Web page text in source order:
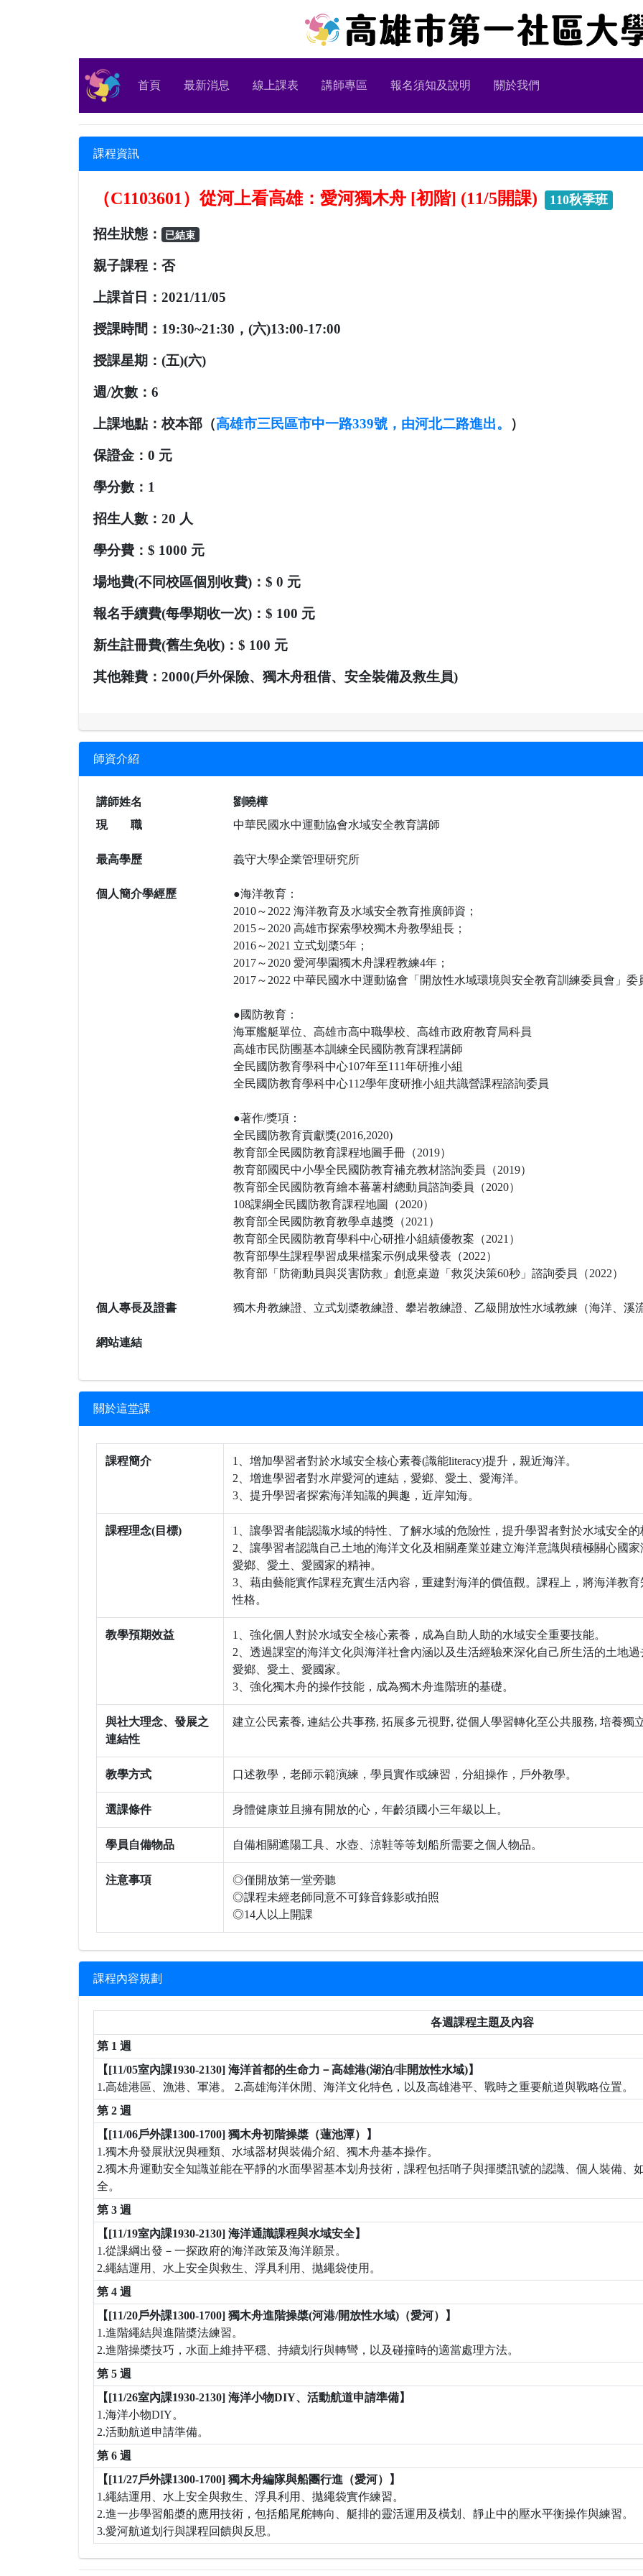
首頁(current)最新消息 線上課表 講師專區 報名須知及說明 關於我們
課程資訊
（C1103601）從河上看高雄：愛河獨木舟 [初階] (11/5開課) 110秋季班
招生狀態： 已結束
親子課程： 否
上課首日： 2021/11/05
授課時間： 19:30~21:30，(六)13:00-17:00
授課星期： (五)(六)
週/次數： 6
上課地點：校本部（高雄市三民區市中一路339號，由河北二路進出。 ）
保證金： 0 元
學分數： 1
招生人數： 20 人
學分費： $ 1000 元
場地費(不同校區個別收費)： $ 0 元
報名手續費(每學期收一次)：$ 100 元
新生註冊費(舊生免收)：$ 100 元
其他雜費： 2000(戶外保險、獨木舟租借、安全裝備及救生員)
師資介紹
講師姓名
劉曉樺
現 職
中華民國水中運動協會水域安全教育講師
最高學歷 義守大學企業管理研究所
個人簡介學經歷
●海洋教育：
2010～2022 海洋教育及水域安全教育推廣師資；
2015～2020 高雄市探索學校獨木舟教學組長；
2016～2021 立式划槳5年；
2017～2020 愛河學園獨木舟課程教練4年；
2017～2022 中華民國水中運動協會「開放性水域環境與安全教育訓練委員會」委
●國防教育：
海軍艦艇單位、高雄市高中職學校、高雄市政府教育局科員
高雄市民防團基本訓練全民國防教育課程講師
全民國防教育學科中心107年至111年研推小組
全民國防教育學科中心112學年度研推小組共識營課程諮詢委員
●著作/獎項：
全民國防教育貢獻獎(2016,2020)
教育部全民國防教育課程地圖手冊（2019）
教育部國民中小學全民國防教育補充教材諮詢委員（2019）
教育部全民國防教育繪本蕃薯村總動員諮詢委員（2020）
108課綱全民國防教育課程地圖（2020）
教育部全民國防教育教學卓越獎（2021）
教育部全民國防教育學科中心研推小組績優教案（2021）
教育部學生課程學習成果檔案示例成果發表（2022）
教育部「防衛動員與災害防救」創意桌遊「救災決策60秒」諮詢委員（2022）
個人專長及證書 獨木舟教練證、立式划槳教練證、攀岩教練證、乙級開放性水域教練（海洋、溪
網站連結
關於這堂課
課程簡介
1、增加學習者對於水域安全核心素養(識能literacy)提升，親近海洋。
2、增進學習者對水岸愛河的連結，愛鄉、愛土、愛海洋。
3、提升學習者探索海洋知識的興趣，近岸知海。
課程理念(目標)
1、讓學習者能認識水域的特性、了解水域的危險性，提升學習者對於水域安全
2、讓學習者認識自己土地的海洋文化及相關產業並建立海洋意識與積極關心國
愛鄉、愛土、愛國家的精神。
3、藉由藝能實作課程充實生活內容，重建對海洋的價值觀。課程上，將海洋教
性格。
教學預期效益
1、強化個人對於水域安全核心素養，成為自助人助的水域安全重要技能。
2、透過課室的海洋文化與海洋社會內涵以及生活經驗來深化自己所生活的土地
愛鄉、愛土、愛國家。
3、強化獨木舟的操作技能，成為獨木舟進階班的基礎。
與社大理念、發展之
連結性
建立公民素養, 連結公共事務, 拓展多元視野, 從個人學習轉化至公共服務, 培養獨
教學方式 口述教學，老師示範演練，學員實作或練習，分組操作，戶外教學。
選課條件 身體健康並且擁有開放的心，年齡須國小三年級以上。
學員自備物品 自備相關遮陽工具、水壺、涼鞋等等划船所需要之個人物品。
注意事項
◎僅開放第一堂旁聽
◎課程未經老師同意不可錄音錄影或拍照
◎14人以上開課
課程內容規劃
各週課程主題及內容
第 1 週
【[11/05室內課1930-2130] 海洋首都的生命力－高雄港(湖泊/非開放性水域)】
1.高雄港區、漁港、軍港。 2.高雄海洋休閒、海洋文化特色，以及高雄港平、戰時之重要航道與戰略位置。
第 2 週
【[11/06戶外課1300-1700] 獨木舟初階操槳（蓮池潭）】
1.獨木舟發展狀況與種類、水域器材與裝備介紹、獨木舟基本操作。
2.獨木舟運動安全知識並能在平靜的水面學習基本划舟技術，課程包括哨子與揮槳訊號的認識、個人裝備、
全。
第 3 週
【[11/19室內課1930-2130] 海洋通識課程與水域安全】
1.從課綱出發－一探政府的海洋政策及海洋願景。
2.繩結運用、水上安全與救生、浮具利用、拋繩袋使用。
第 4 週
【[11/20戶外課1300-1700] 獨木舟進階操槳(河港/開放性水域)（愛河）】
1.進階繩結與進階槳法練習。
2.進階操槳技巧，水面上維持平穩、持續划行與轉彎，以及碰撞時的適當處理方法。
第 5 週
【[11/26室內課1930-2130] 海洋小物DIY、活動航道申請準備】
1.海洋小物DIY。
2.活動航道申請準備。
第 6 週
【[11/27戶外課1300-1700] 獨木舟編隊與船團行進（愛河）】
1.繩結運用、水上安全與救生、浮具利用、拋繩袋實作練習。
2.進一步學習船槳的應用技術，包括船尾舵轉向、艇排的靈活運用及橫划、靜止中的壓水平衡操作與練習。
3.愛河航道划行與課程回饋與反思。